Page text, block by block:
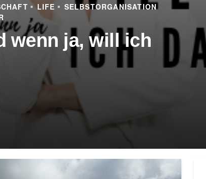
LIFE
SELBSTORGANISATION
wenn ja, will ich